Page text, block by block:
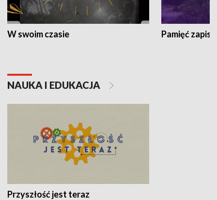
W swoim czasie Pamięć
NAUKA I EDUKACJA
Przyszłość jest teraz